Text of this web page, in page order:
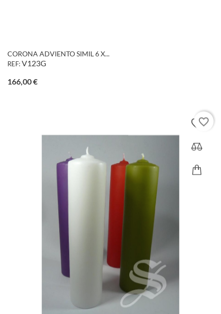
CORONA ADVIENTO SIMIL 6 X...
REF:V123G
166,00 €Precio
favorite_border